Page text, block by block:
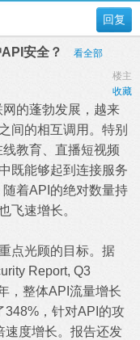
回复
安全？
看全部
楼主
收藏
的蓬勃发展，越来
间的相互调用。特别
教育、直播短视频
既能够起到连接服务
着API的绝对数量持
飞速增长。
点光顾的目标。据
Report, Q3
，整体API流量增长
348%，针对API的攻
速度增长。报告还发